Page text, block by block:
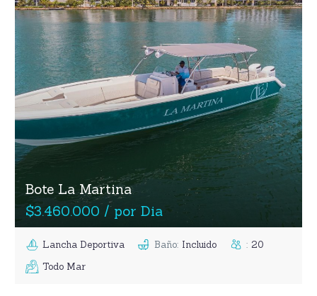
Bote La Martina
$3.460.000 / por Dia
Lancha Deportiva Baño: Incluido : 20
Todo Mar